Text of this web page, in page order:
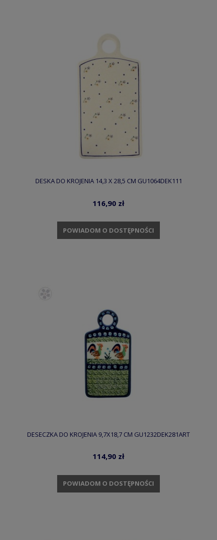
DESKA DO KROJENIA 14,3 X 28,5 CM GU1064DEK111
116,90 zł
POWIADOM O DOSTĘPNOŚCI
DESECZKA DO KROJENIA 9,7X18,7 CM GU1232DEK281ART
114,90 zł
POWIADOM O DOSTĘPNOŚCI